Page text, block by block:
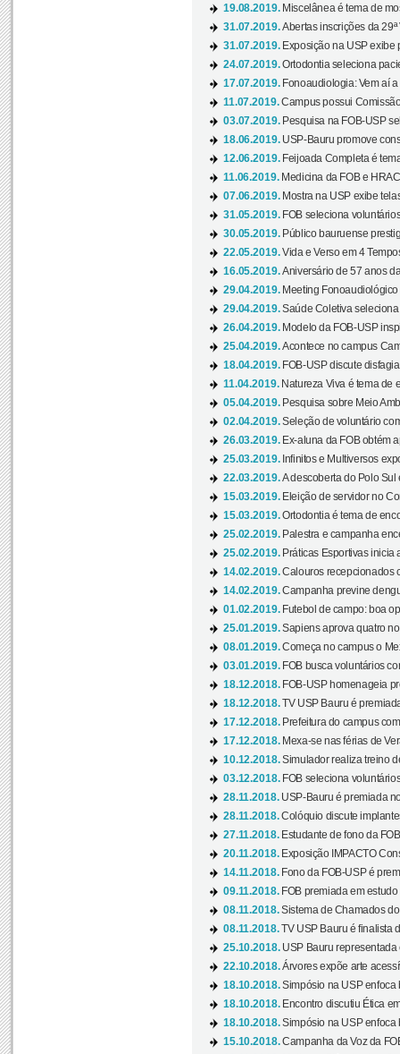
19.08.2019. Miscelânea é tema de
31.07.2019.Abertas inscrições da 29ª
31.07.2019. Exposição na USP exibe
24.07.2019.Ortodontia seleciona
17.07.2019. Fonoaudiologia: Vem aí
11.07.2019.Campus possui
03.07.2019. Pesquisa na FOB-USP
18.06.2019. USP-Bauru promove
12.06.2019. Feijoada Completa é
11.06.2019. Medicina da FOB e
07.06.2019. Mostra na USP exibe
31.05.2019. FOB seleciona
30.05.2019. Público bauruense
22.05.2019.Vida e Verso em 4
16.05.2019.Aniversário de 57 anos
29.04.2019. Meeting
29.04.2019.Saúde Coletiva
26.04.2019. Modelo da FOB-USP
25.04.2019.Acontece no campus
18.04.2019. FOB-USP discute
11.04.2019. Natureza Viva é tema de
05.04.2019. Pesquisa sobre Meio
02.04.2019.Seleção de voluntário
26.03.2019. Ex-aluna da FOB obtém
25.03.2019. Infinitos e Multiversos
22.03.2019.A descoberta do Polo Sul
15.03.2019. Eleição de servidor no
15.03.2019.Ortodontia é tema de
25.02.2019. Palestra e campanha
25.02.2019. Práticas Esportivas inicia
14.02.2019.Calouros recepcionados
14.02.2019.Campanha previne
01.02.2019. Futebol de campo: boa
25.01.2019.Sapiens aprova quatro
08.01.2019.Começa no campus o
03.01.2019. FOB busca voluntários
18.12.2018. FOB-USP homenageia
18.12.2018.TV USP Bauru é
17.12.2018. Prefeitura do campus
17.12.2018. Mexa-se nas férias de
10.12.2018.Simulador realiza treino
03.12.2018. FOB seleciona
28.11.2018. USP-Bauru é premiada
28.11.2018.Colóquio discute
27.11.2018. Estudante de fono da
20.11.2018. Exposição IMPACTO
14.11.2018. Fono da FOB-USP é
09.11.2018. FOB premiada em estudo
08.11.2018.Sistema de Chamados
08.11.2018.TV USP Bauru é finalista
25.10.2018. USP Bauru representada
22.10.2018.Árvores expõe arte
18.10.2018.Simpósio na USP enfoca
18.10.2018. Encontro discutiu Ética
18.10.2018.Simpósio na USP enfoca
15.10.2018.Campanha da Voz da